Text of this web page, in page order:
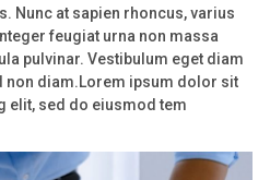
Nunc at sapien rhoncus, varius
feugiat urna non massa
pulvinar. Vestibulum eget diam
non diam.Lorem ipsum dolor sit
elit, sed do eiusmod tem